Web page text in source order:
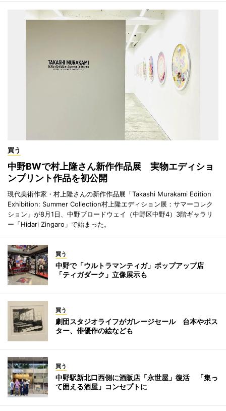
買う
中野BWで村上隆さん新作作品展 実物エディショ
ンプリント作品を初公開
現代美術作家・村上隆さんの新作作品展「Takashi Murakami Edition
Exhibition: Summer Collection村上隆エディション展：サマーコレク
ション」が8月1日、中野ブロードウェイ（中野区中野4）3階ギャラリ
ー「Hidari Zingaro」で始まった。
買う
中野で「ウルトラマンティガ」ポップアップ店
「ティガダーク」立像展示も
買う
劇団スタジオライフがガレージセール 台本やポス
ター、俳優作の絵なども
買う
中野駅新北口西側に酒販店「永世屋」復活 「集っ
て囲える酒屋」コンセプトに